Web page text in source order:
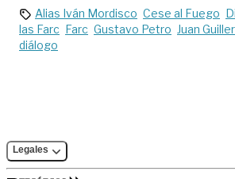
Alias Iván Mordisco Cese al Fuego
las Farc Farc Gustavo Petro Juan
diálogo
Legales